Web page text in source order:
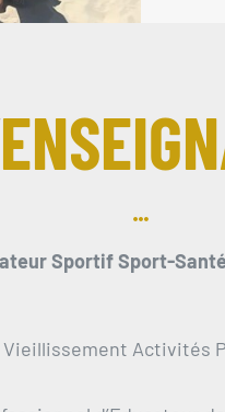
Sportif Sport-
Vieillissement Activités